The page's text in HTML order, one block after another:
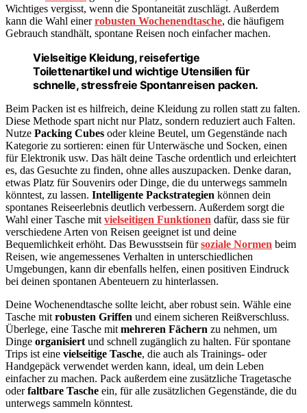
Wichtiges vergisst, wenn die Spontaneität zuschlägt. Außerdem
kann die Wahl einerrobusten Wochenendtasche, die häufigem
Gebrauch standhält, spontane Reisen noch einfacher machen.
Vielseitige Kleidung, reisefertige
Toilettenartikel und wichtige Utensilien für
schnelle, stressfreie Spontanreisen packen.
Beim Packen ist es hilfreich, deine Kleidung zu rollen statt zu falten.
Diese Methode spart nicht nur Platz, sondern reduziert auch Falten.
Nutze Packing Cubes oder kleine Beutel, um Gegenstände nach
Kategorie zu sortieren: einen für Unterwäsche und Socken, einen
für Elektronik usw. Das hält deine Tasche ordentlich und erleichtert
es, das Gesuchte zu finden, ohne alles auszupacken. Denke daran,
etwas Platz für Souvenirs oder Dinge, die du unterwegs sammeln
könntest, zu lassen. Intelligente Packstrategien können dein
spontanes Reiseerlebnis deutlich verbessern. Außerdem sorgt die
Wahl einer Tasche mit vielseitigen Funktionen dafür, dass sie für
verschiedene Arten von Reisen geeignet ist und deine
Bequemlichkeit erhöht. Das Bewusstsein fürsoziale Normen beim
Reisen, wie angemessenes Verhalten in unterschiedlichen
Umgebungen, kann dir ebenfalls helfen, einen positiven Eindruck
bei deinen spontanen Abenteuern zu hinterlassen.
Deine Wochenendtasche sollte leicht, aber robust sein. Wähle eine
Tasche mit robusten Griffen und einem sicheren Reißverschluss.
Überlege, eine Tasche mit mehreren Fächern zu nehmen, um
Dinge organisiert und schnell zugänglich zu halten. Für spontane
Trips ist eine vielseitige Tasche, die auch als Trainings- oder
Handgepäck verwendet werden kann, ideal, um dein Leben
einfacher zu machen. Pack außerdem eine zusätzliche Tragetasche
oderfaltbare Tasche ein, für alle zusätzlichen Gegenstände, die du
unterwegs sammeln könntest.